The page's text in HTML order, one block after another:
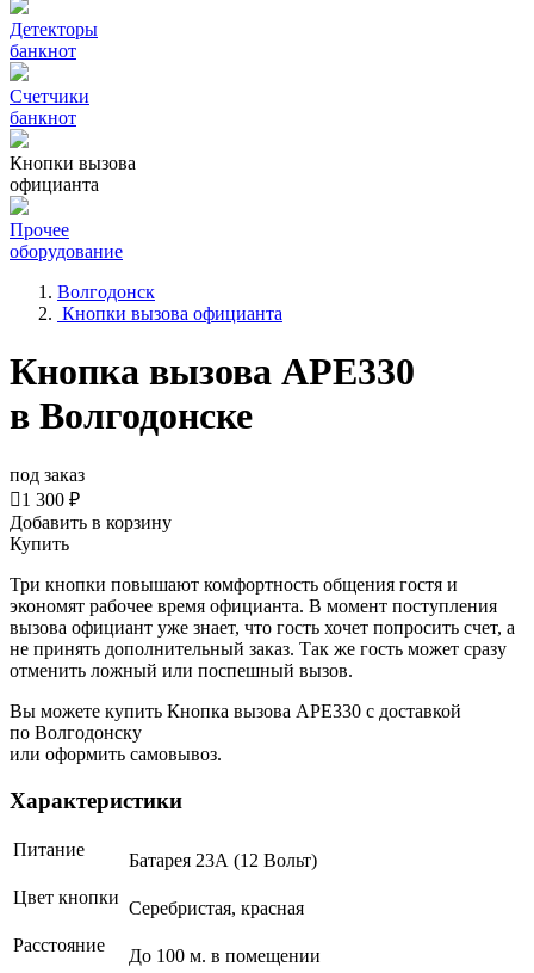
Детекторы
банкнот
Счетчики
банкнот
Кнопки вызова
официанта
Прочее
оборудование
Волгодонск
Кнопки вызова официанта
Кнопка вызова АРЕ330
в Волгодонске
под заказ
1 300 ₽
Добавить в корзину
Купить
Три кнопки повышают комфортность общения гостя и
экономят рабочее время официанта. В момент поступления
вызова официант уже знает, что гость хочет попросить счет, а
не принять дополнительный заказ. Так же гость может сразу
отменить ложный или поспешный вызов.
Вы можете купить Кнопка вызова АРЕ330 с доставкой
по Волгодонску
или оформить самовывоз.
Характеристики
Питание
Батарея 23А (12 Вольт)
Цвет кнопки
Серебристая, красная
Расстояние
До 100 м. в помещении